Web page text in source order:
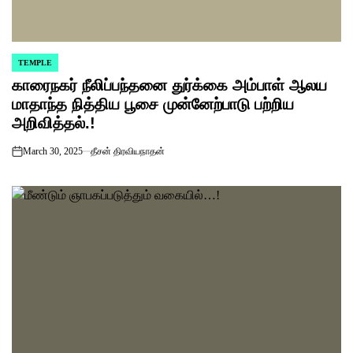
POSTED
IN
TEMPLE
காரைநகர் நீலிப்பந்தனை துர்க்கை அம்பாள் ஆலய
மாதாந்த நித்திய பூசை முன்னேற்பாடு பற்றிய
அறிவித்தல்.!
on
March 30, 2025 தீசன் திரவியநாதன்